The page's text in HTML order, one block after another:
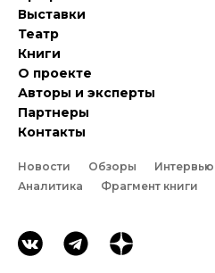
Выставки
Театр
Книги
О проекте
Авторы и эксперты
Партнеры
Контакты
Новости Обзоры Интервью
Аналитика
Фрагмент книги